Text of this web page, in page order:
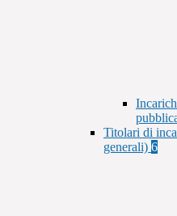
Titolari di
generali) 6